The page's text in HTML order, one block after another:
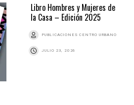
Libro Hombres y Mujeres de
la Casa – Edición 2025
PUBLICACIONES CENTRO URBANO
JULIO 23, 2026